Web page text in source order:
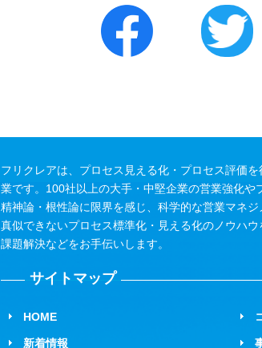
フリクレアは、プロセス見える化・プロセス評価
業です。100社以上の大手・中堅企業の営業強化や
精神論・根性論に限界を感じ、科学的な営業マネ
真似できないプロセス標準化・見える化のノウハ
課題解決などをお手伝いします。
サイトマップ
HOME
新着情報